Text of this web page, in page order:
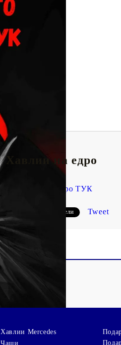
Хавлии на едро
Поръчай на едро ТУК
Сподели Tweet
Хавлии Mercedes
Чаши